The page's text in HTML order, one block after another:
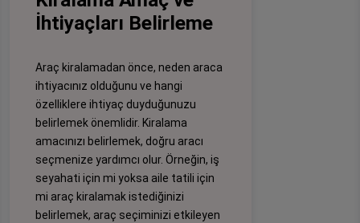
İhtiyaçları Belirleme
Araç kiralamadan önce, neden araca
ihtiyacınız olduğunu ve hangi
özelliklere ihtiyaç duyduğunuzu
belirlemek önemlidir. Kiralama
amacınızı belirlemek, doğru aracı
seçmenize yardımcı olur. Örneğin, iş
seyahati için mi yoksa aile tatili için
mi araç kiralamak istediğinizi
belirlemek, araç seçiminizi etkileyen